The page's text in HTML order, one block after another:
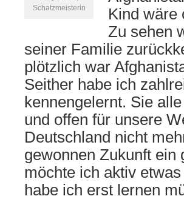
Schatzmeisterin
Kind wäre
Zu sehen
seiner Familie
plötzlich war
Seither habe ich
kennengelernt. Sie
und offen für unsere
Deutschland nicht
gewonnen Zukunft ein
möchte ich aktiv
habe ich erst lernen